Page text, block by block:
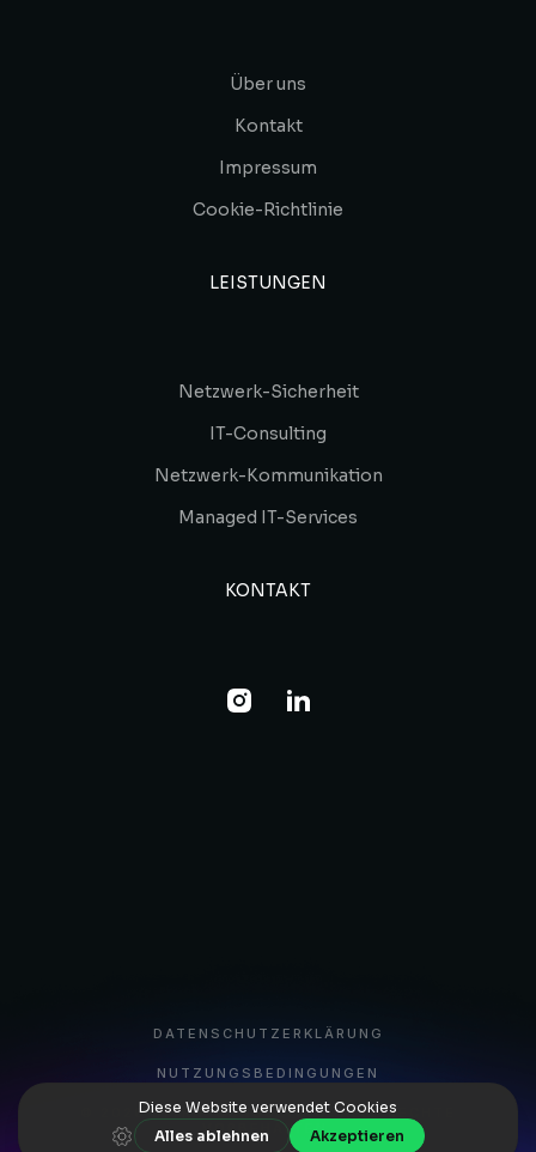
Über uns
Kontakt
Impressum
Cookie-Richtlinie
LEISTUNGEN
Netzwerk-Sicherheit
IT-Consulting
Netzwerk-Kommunikation
Managed IT-Services
KONTAKT
© 2026 BITKIP CONSULTING. ALLE RECHTE
VORBEHALTEN.
DATENSCHUTZERKLÄRUNG
NUTZUNGSBEDINGUNGEN